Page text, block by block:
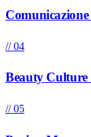
// 04
Beauty Culture
// 05